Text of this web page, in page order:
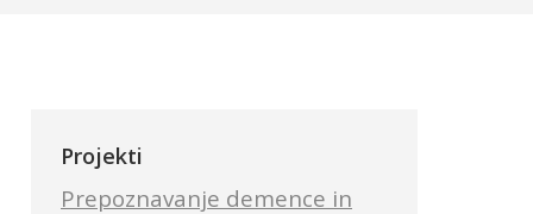
Projekti
Prepoznavanje demence in